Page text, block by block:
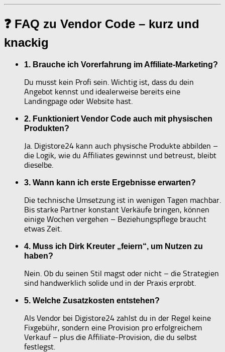
❓ FAQ zu Vendor Code – kurz und
knackig
1. Brauche ich Vorerfahrung im Affiliate-Marketing?
Du musst kein Profi sein. Wichtig ist, dass du dein
Angebot kennst und idealerweise bereits eine
Landingpage oder Website hast.
2. Funktioniert Vendor Code auch mit physischen
Produkten?
Ja. Digistore24 kann auch physische Produkte abbilden –
die Logik, wie du Affiliates gewinnst und betreust, bleibt
dieselbe.
3. Wann kann ich erste Ergebnisse erwarten?
Die technische Umsetzung ist in wenigen Tagen machbar.
Bis starke Partner konstant Verkäufe bringen, können
einige Wochen vergehen – Beziehungspflege braucht
etwas Zeit.
4. Muss ich Dirk Kreuter „feiern“, um Nutzen zu
haben?
Nein. Ob du seinen Stil magst oder nicht – die Strategien
sind handwerklich solide und in der Praxis erprobt.
5. Welche Zusatzkosten entstehen?
Als Vendor bei Digistore24 zahlst du in der Regel keine
Fixgebühr, sondern eine Provision pro erfolgreichem
Verkauf – plus die Affiliate-Provision, die du selbst
festlegst.